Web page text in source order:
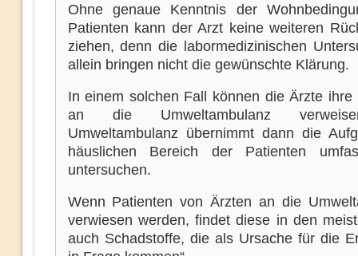
Ohne genaue Kenntnis der
Patienten kann der Arzt keine weiteren
ziehen, denn die labormedizinischen
allein bringen nicht die gewünschte Klärung.
In einem solchen Fall können die Ärzte ihre
an die Umweltambulanz
Umweltambulanz übernimmt dann die
häuslichen Bereich der Patienten
untersuchen.
Wenn Patienten von Ärzten an die
verwiesen werden, findet diese in den
auch Schadstoffe, die als Ursache für die